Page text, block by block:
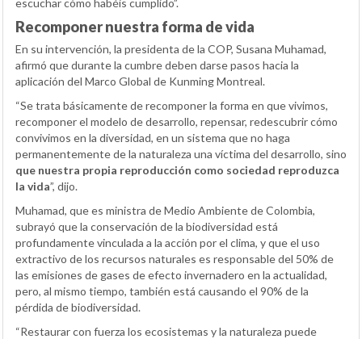
Recomponer nuestra forma de vida
En su intervención, la presidenta de la COP, Susana Muhamad,
afirmó que durante la cumbre deben darse pasos hacia la
aplicación del Marco Global de Kunming Montreal.
“Se trata básicamente de recomponer la forma en que vivimos,
recomponer el modelo de desarrollo, repensar, redescubrir cómo
convivimos en la diversidad, en un sistema que no haga
permanentemente de la naturaleza una víctima del desarrollo, sino
que nuestra propia reproducción como sociedad reproduzca
la vida”, dijo.
Muhamad, que es ministra de Medio Ambiente de Colombia,
subrayó que la conservación de la biodiversidad está
profundamente vinculada a la acción por el clima, y que el uso
extractivo de los recursos naturales es responsable del 50% de
las emisiones de gases de efecto invernadero en la actualidad,
pero, al mismo tiempo, también está causando el 90% de la
pérdida de biodiversidad.
“Restaurar con fuerza los ecosistemas y la naturaleza puede